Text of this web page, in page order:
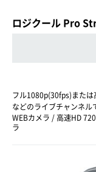
ロジクール Pro
フル1080p(30fps)また
などのライブチャンネ
WEBカメラ / 高速HD
ラ